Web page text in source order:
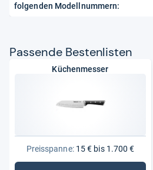
folgenden Modellnummern:
Pas­sende Bes­ten­lis­ten
Küchenmesser
Preisspanne:15 € bis 1.700 €